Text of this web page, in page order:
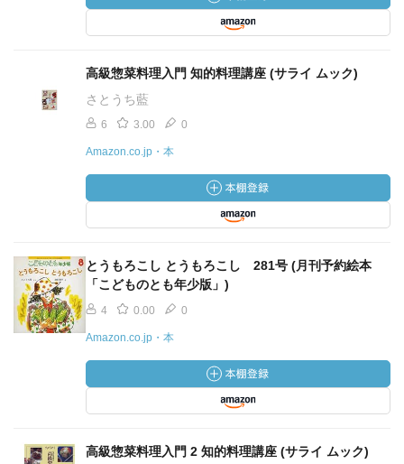
高級惣菜料理入門 知的料理講座 (サライ ムック)
さとうち藍
6 3.00 0
Amazon.co.jp・本
とうもろこし とうもろこし 281号 (月刊予約絵本
「こどものとも年少版」)
4 0.00 0
Amazon.co.jp・本
高級惣菜料理入門 2 知的料理講座 (サライ ムック)